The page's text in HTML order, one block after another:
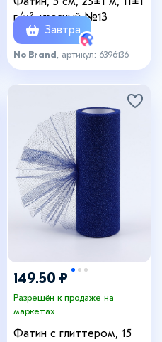
г/м², красный №13
Завтра
No Brand , артикул: 6396136
149.50 ₽
Разрешён к продаже на
маркетах
Фатин с глиттером, 15